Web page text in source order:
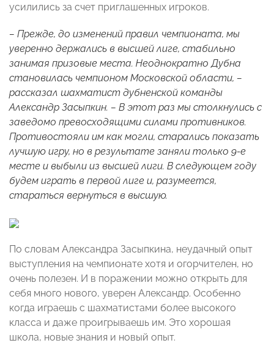
усилились за счет приглашенных игроков.
– Прежде, до изменений правил чемпионата, мы
уверенно держались в высшей лиге, стабильно
занимая призовые места. Неоднократно Дубна
становилась чемпионом Московской области, –
рассказал шахматист дубненской команды
Александр Засыпкин. – В этот раз мы столкнулись с
заведомо превосходящими силами противников.
Противостояли им как могли, старались показать
лучшую игру, но в результате заняли только 9-е
месте и выбыли из высшей лиги. В следующем году
будем играть в первой лиге и, разумеется,
стараться вернуться в высшую.
По словам Александра Засыпкина, неудачный опыт
выступления на чемпионате хотя и огорчителен, но
очень полезен. И в поражении можно открыть для
себя много нового, уверен Александр. Особенно
когда играешь с шахматистами более высокого
класса и даже проигрываешь им. Это хорошая
школа, новые знания и новый опыт.